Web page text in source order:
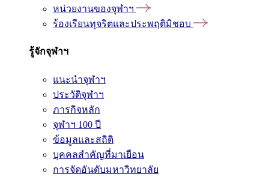
หน่วยงานของจุฬาฯ
ร้องเรียนทุจริตและประพฤติมิชอบ
รู้จักจุฬาฯ
แนะนำจุฬาฯ
ประวัติจุฬาฯ
ภารกิจหลัก
จุฬาฯ 100 ปี
ข้อมูลและสถิติ
บุคคลสำคัญที่มาเยือน
การจัดอันดับมหาวิทยาลัย